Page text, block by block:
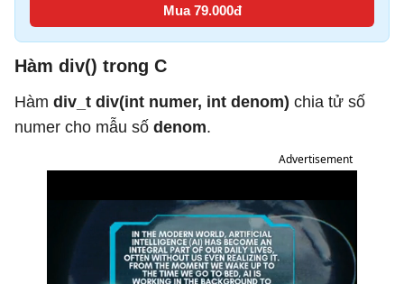
Mua 79.000đ
Hàm div() trong C
Hàm div_t div(int numer, int denom) chia tử số
numer cho mẫu số denom.
Advertisement